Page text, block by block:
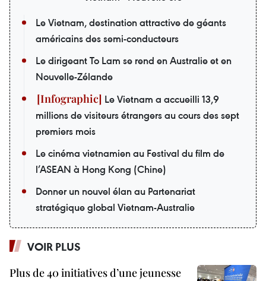
Le Vietnam, destination attractive de géants
américains des semi-conducteurs
Le dirigeant To Lam se rend en Australie et en
Nouvelle-Zélande
Le Vietnam a accueilli 13,9
millions de visiteurs étrangers au cours des sept
premiers mois
Le cinéma vietnamien au Festival du film de
l’ASEAN à Hong Kong (Chine)
Donner un nouvel élan au Partenariat
stratégique global Vietnam-Australie
VOIR PLUS
Plus de 40 initiatives d’une jeunesse